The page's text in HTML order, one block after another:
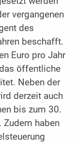
vergangenen
des
beschafft.
Euro pro Jahr
öffentliche
Neben der
derzeit auch
bis zum 30.
Zudem haben